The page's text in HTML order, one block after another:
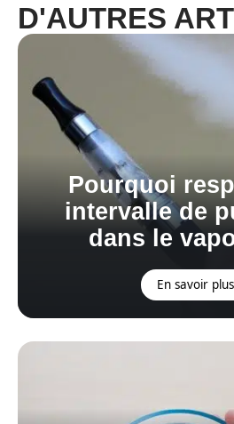
D'AUTRES
Pourquoi
intervalle de
dans le
En savoir plus